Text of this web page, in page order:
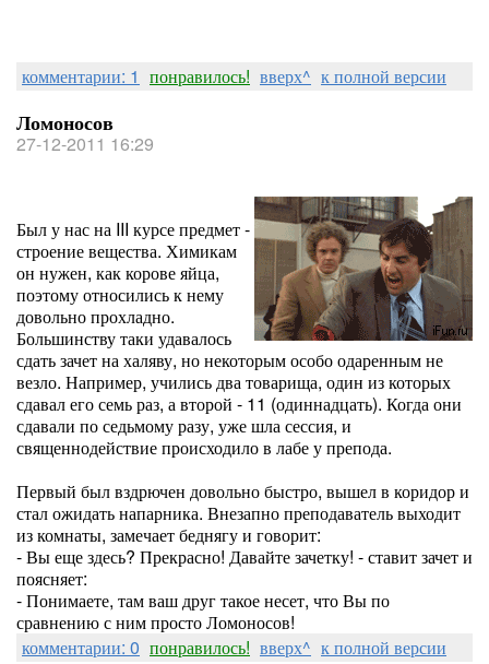
комментарии: 1 понравилось! вверх^ к полной версии
Ломоносов
27-12-2011 16:29
Был у нас на III курсе предмет -
строение вещества. Химикам
он нужен, как корове яйца,
поэтому относились к нему
довольно прохладно.
Большинству таки удавалось
сдать зачет на халяву, но некоторым особо одаренным не
везло. Например, учились два товарища, один из которых
сдавал его семь раз, а второй - 11 (одиннадцать). Когда они
сдавали по седьмому разу, уже шла сессия, и
священнодействие происходило в лабе у препода.
Первый был вздрючен довольно быстро, вышел в коридор и
стал ожидать напарника. Внезапно преподаватель выходит
из комнаты, замечает беднягу и говорит:
- Вы еще здесь? Прекрасно! Давайте зачетку! - ставит зачет и
поясняет:
- Понимаете, там ваш друг такое несет, что Вы по
сравнению с ним просто Ломоносов!
комментарии: 0 понравилось! вверх^ к полной версии